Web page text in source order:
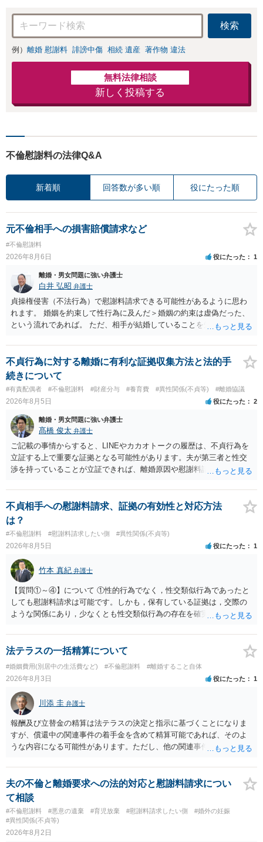
検索
例） 離婚 慰謝料 誹謗中傷 相続 遺産 著作物 違法
無料法律相談
新しく投稿する
不倫慰謝料の法律Q&A
新着順 回答数が多い順 役にたった順
元不倫相手への損害賠償請求など
#不倫慰謝料
2026年8月6日 役にたった 1
離婚・男女問題に強い弁護士
白井 弘昭 弁護士
貞操権侵害（不法行為）で慰謝料請求できる可能性があるように思わ
れます。 婚姻を約束して性行為に及んだ＞婚姻の約束は虚偽だった、
という流れであれば。 ただ、相手が結婚していることを知って行為に
性も認められそうですので、あまり慰謝料は高額にならないように思
われます。 一度、最寄りの弁護士に相談してみてください。
不貞行為に対する離婚に有利な証拠収集方法と法的手
続きについて
#有責配偶者 #不倫慰謝料 #財産分与 #養育費 #異性関係(不貞等) #離婚協議
2026年8月5日 役にたった 2
離婚・男女問題に強い弁護士
髙橋 俊太 弁護士
ご記載の事情からすると、LINEやカカオトークの履歴は、不貞行為を
立証する上で重要な証拠となる可能性があります。夫が第三者と性交
渉を持っていることが立証できれば、離婚原因や慰謝料請求を検討す
性的関係を継続しているのであれば、その期間や回数が分かる資料は
できるだけ保存しておくことをお勧めいたします。 他方、「夫に不貞
がある＝財産分与でも多くもらえる」「当然に親権を取得できる」と
いう関係にはありません。まず、財産分与は、基本的には夫婦が婚姻
中に形成した財産を清算する制度ですので、不貞行為の有無とは別
に、預貯金、不動産、保険、退職金等の資料を確保しておくことが重
要です。また、子の親権については、夫婦間の責任問題とは別に、
「どのような形がお子様の利益になるか」という観点です。そのた
め、未就学のお子様について貴方が主として養育しているのであれ
ば、保育園等への送迎、食事・入浴・寝かしつけ等の日常的な育児、
通院や予防接種への対応、保育園との連絡、夫婦それぞれの勤務状
況、別居後にどのような養育環境を用意できるかといった、これまで
の監護実績や今後の生活状況について整理しておくとよいでしょう。
養育費については、離婚後も父母双方がそれぞれの収入に応じて負担
するのが原則となります。
不貞相手への慰謝料請求、証拠の有効性と対応方法
は？
#不倫慰謝料 #慰謝料請求したい側 #異性関係(不貞等)
2026年8月5日 役にたった 1
竹本 真紀 弁護士
【質問①～④】について ①性的行為でなく，性交類似行為であったと
しても慰謝料請求は可能です。しかも，保有している証拠は，交際の
ような関係にあり，少なくとも性交類似行為の存在を確実に証明でき
ことを窺わせるものです。）。ですから，慰謝料請求を進めることで
よいと思います。 ただ．慰謝料額については，婚姻破綻に至っていな
いとして，この点を考慮されることになるかもしれません。 ②夫との
今後のことを考えて書いてもらうか否かを検討するのがよいと思いま
す。今ある証拠以上のことを証明（証明力を強めることも含む）でき
るのであれば，前向きに検討を進めるという考え方でもよいでしょ
う。慰謝料請求としては証拠として使えることが前提であり，その価
値と夫との関係との均衡のように思います。 ③行政書士に委任をして
いるのであれば，どのような内容の委任なのか不明ですが，その行政
書士との協議になると思います。請求するか，訴訟にするか，その点
の見極めや，相手方は性交類似行為は認めているのか，それさえも否
定しているのかによって，考え方・進め方は変わってくると思いま
す。 ④性交類似行為を認めているにもかかわらず支払を拒否するので
あれば，本人（行政書士でも同じだと思います。）への対応ではあま
り変わらないように思います。減額で折り合えるなら本人様の交渉で
もよいように思いますが，ゼロかどうかの観点であれば，訴訟に進む
しかなくなるようにも思います。そうしますと，お近くの弁護士に相
談して進めることを検討した方がよいようにも思います。
法テラスの一括精算について
#婚姻費用(別居中の生活費など) #不倫慰謝料 #離婚すること自体
2026年8月3日 役にたった 1
川添 圭 弁護士
報酬及び立替金の精算は法テラスの決定と指示に基づくことになりま
すが、償還中の関連事件の着手金を含めて精算可能であれば、そのよ
うな内容になる可能性があります。ただし、他の関連事件でも相手方
情によって対応が違いますので、法テラスへお尋ねいただいた方が確
実です。
夫の不倫と離婚要求への法的対応と慰謝料請求につい
て相談
#不倫慰謝料 #悪意の遺棄 #育児放棄 #慰謝料請求したい側
#婚外の妊娠
#異性関係(不貞等)
2026年8月2日